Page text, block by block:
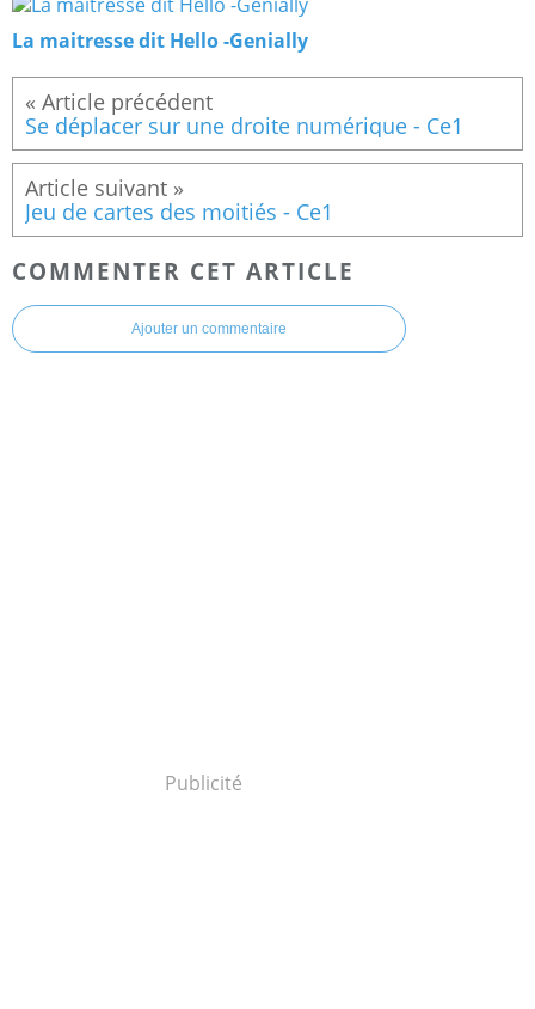
La maitresse dit Hello -Genially
Se déplacer sur une droite numérique - Ce1
Jeu de cartes des moitiés - Ce1
COMMENTER CET ARTICLE
Ajouter un commentaire
Publicité